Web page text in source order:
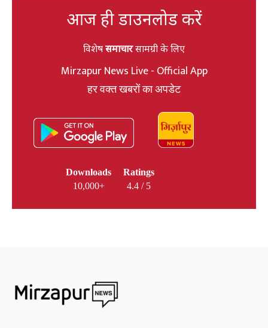
आज ही डाउनलोड करें
विशेषसमाचारसामग्री के लिए
Mirzapur News Live - Official App
हर वक्त खबरों का अपडेट
Downloads
10,000+
Ratings
4.4 / 5